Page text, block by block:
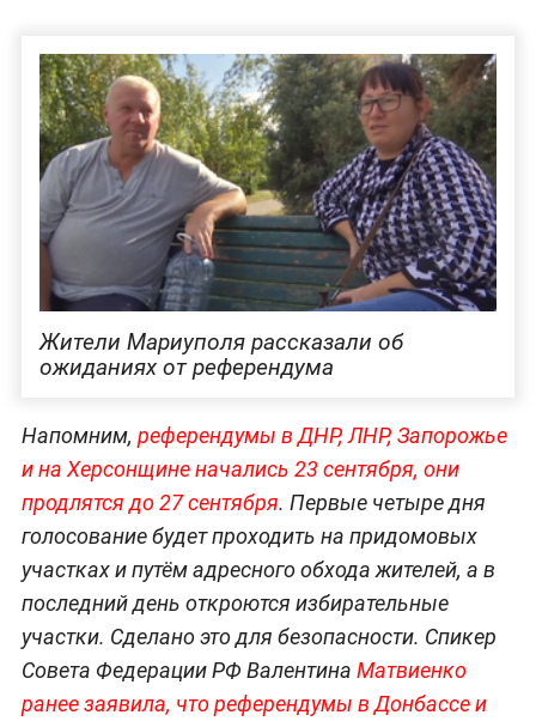
Жители Мариуполя рассказали об
ожиданиях от референдума
Напомним, референдумы в ДНР, ЛНР, Запорожье
и на Херсонщине начались 23 сентября, они
продлятся до 27 сентября. Первые четыре дня
голосование будет проходить на придомовых
участках и путём адресного обхода жителей, а в
последний день откроются избирательные
участки. Сделано это для безопасности. Спикер
Совета Федерации РФ Валентина Матвиенко
ранее заявила, что референдумы в Донбассе и